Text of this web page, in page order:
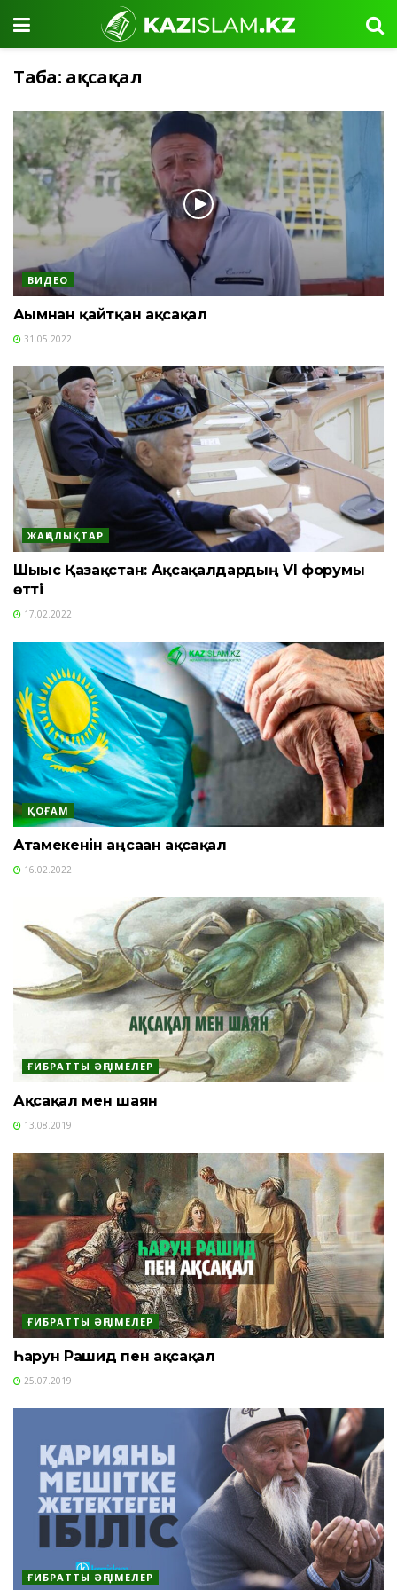
Таңба: ақсақал
ВИДЕО
Ағымнан қайтқан ақсақал
31.05.2022
ЖАҢАЛЫҚТАР
Шығыс Қазақстан: Ақсақалдардың VI форумы
өтті
17.02.2022
ҚОҒАМ
Атамекенін аңсаған ақсақал
16.02.2022
ҒИБРАТТЫ ӘҢГІМЕЛЕР
Ақсақал мен шаян
13.08.2019
ҒИБРАТТЫ ӘҢГІМЕЛЕР
Һарун Рашид пен ақсақал
25.07.2019
ҒИБРАТТЫ ӘҢГІМЕЛЕР